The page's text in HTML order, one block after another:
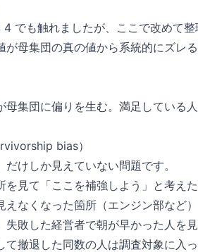
も触れましたが、ここで改めて整
母集団の真の値から系統的にズレる
集団に偏りを生む。満足している
bias）
けしか見えていない問題です。
見て「ここを補強しよう」と考え
なくなった箇所（エンジン部など
失敗した経営者で朝が早かった人を
て撤退した同数の人は調査対象に入